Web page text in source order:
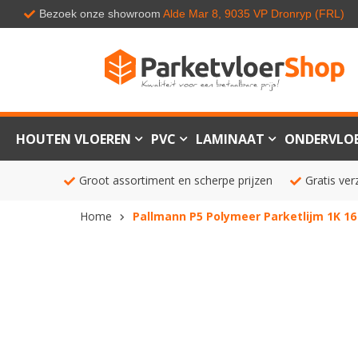
Bezoek onze showroom Alde Mar 8, 9035 VP Dronryp (FRL)
HOUTEN VLOEREN PVC LAMINAAT
Groot assortiment en scherpe prijzen Gratis
Home Pallmann P5 Polymeer Parketlijm 1K